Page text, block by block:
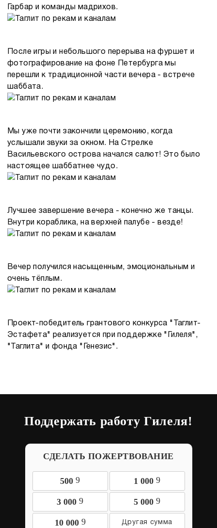
Гарбар и команды мадрихов.
После игры и небольшого перерыва на фуршет и
фотографирование на фоне Петербурга мы
перешли к традиционной части вечера - встрече
шаббата.
Мы уже почти закончили церемонию, когда
услышали звуки за окном. На Стрелке
Васильевского острова начался салют! Это было
настоящее шаббатнее чудо.
Лучшее завершение вечера - конечно же танцы.
Внутри кораблика, на верхней палубе - везде!
Вечер получился насыщенным, эмоциональным и
очень тёплым.
Проект-победитель грантового конкурса "Таглит-
Эстафета" реализуется при поддержке "Гилеля",
"Таглита" и фонда "Генезис".
Поддержать работу Гилеля!
СДЕЛАТЬ ПОЖЕРТВОВАНИЕ
500 9 1 000 9
3 000 9 5 000 9
10 000 9